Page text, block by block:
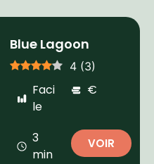
Blue Lagoon
4 (3)
Faci
le
€
3
min
VOIR